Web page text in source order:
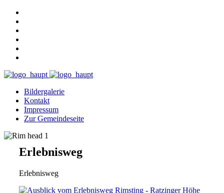
Bildergalerie
Kontakt
Impressum
Zur Gemeindeseite
Erlebnisweg
Erlebnisweg